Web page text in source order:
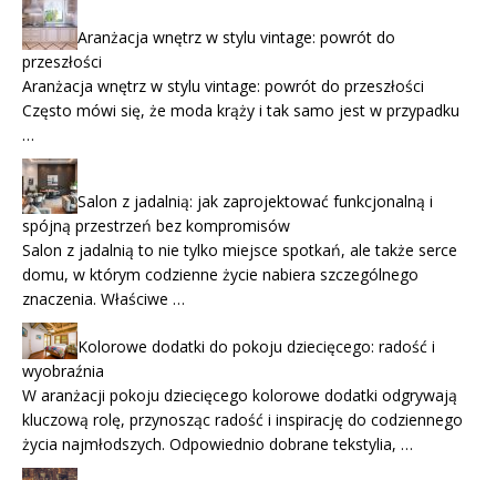
Aranżacja wnętrz w stylu vintage: powrót do
przeszłości
Aranżacja wnętrz w stylu vintage: powrót do przeszłości
Często mówi się, że moda krąży i tak samo jest w przypadku
…
Salon z jadalnią: jak zaprojektować funkcjonalną i
spójną przestrzeń bez kompromisów
Salon z jadalnią to nie tylko miejsce spotkań, ale także serce
domu, w którym codzienne życie nabiera szczególnego
znaczenia. Właściwe …
Kolorowe dodatki do pokoju dziecięcego: radość i
wyobraźnia
W aranżacji pokoju dziecięcego kolorowe dodatki odgrywają
kluczową rolę, przynosząc radość i inspirację do codziennego
życia najmłodszych. Odpowiednio dobrane tekstylia, …